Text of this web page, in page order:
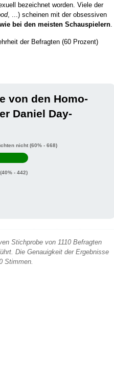
bezeichnet worden. Viele der
, ...) scheinen mit der obsessiven
bei den meisten Schauspielern
der Befragten (60 Prozent)
von den Homo-
Daniel Day-
nicht (60% - 668)
(40% - 442)
Stichprobe von 1110 Befragten
Die Genauigkeit der Ergebnisse
Stimmen.